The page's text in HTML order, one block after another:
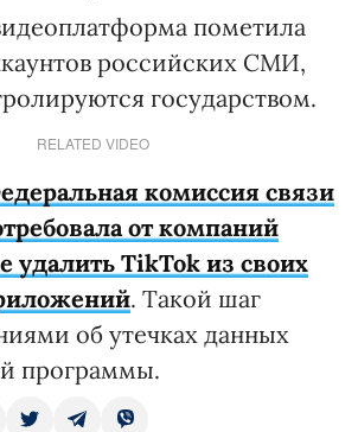
пометила
российских СМИ,
государством.
RELATED VIDEO
комиссия связи
от компаний
удалить TikTok из своих
. Такой шаг
об утечках данных
программы.